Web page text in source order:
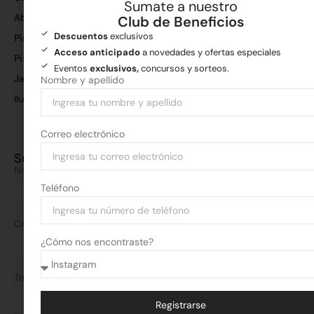
Aberturas
Pinturas
Pisos y revestimientos
Jardín y poda
Iluminación
Sumate a nuestro Club de Beneficios
Nombre y apellido
Correo electrónico
Teléfono
Sumate a nuestro
Club de Beneficios
Descuentosexclusivos
Acceso anticipadoa novedades y ofertas especiales
Eventos exclusivos,concursos y sorteos.
Nombre y apellido
Correo electrónico
Teléfono
¿Cómo nos encontraste?
Registrarse